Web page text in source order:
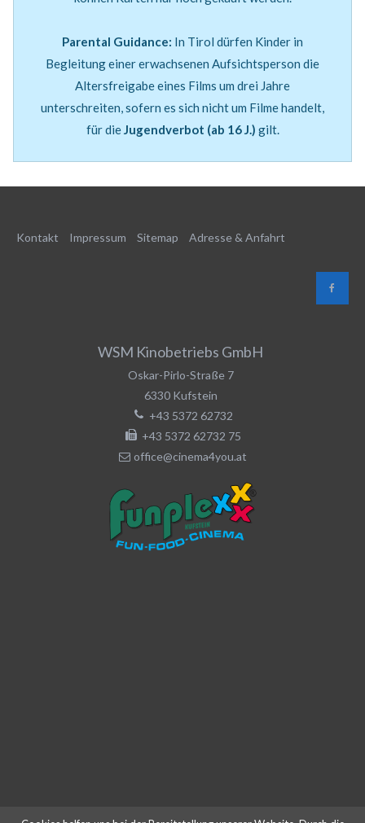
Parental Guidance: In Tirol dürfen Kinder in
Begleitung einer erwachsenen Aufsichtsperson die
Altersfreigabe eines Films um drei Jahre
unterschreiten, sofern es sich nicht um Filme handelt,
für dieJugendverbot (ab 16 J.) gilt.
Kontakt Impressum Sitemap Adresse & Anfahrt
WSM Kinobetriebs GmbH
Oskar-Pirlo-Straße 7
6330 Kufstein
+43 5372 62732
+43 5372 62732 75
office@cinema4you.at